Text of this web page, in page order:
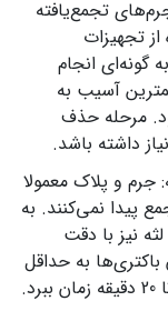
تجمع‌یافته
تجهیزات
انجام
آسیب به
مرحله حذف
جرم و پلاک معمولا
پیدا نمی‌کنند. به
نیز با دقت
به حداقل